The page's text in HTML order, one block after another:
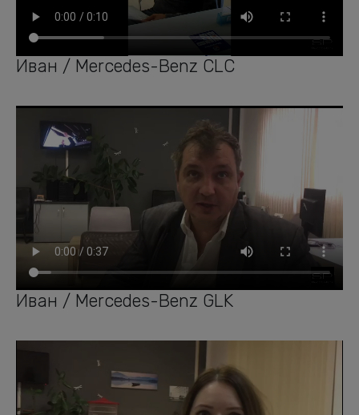
Иван / Mercedes-Benz CLC
Иван / Mercedes-Benz GLK